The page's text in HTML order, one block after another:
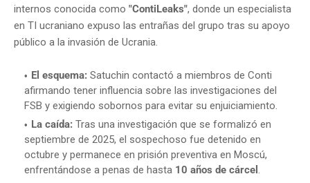
internos conocida como "ContiLeaks", donde un especialista
en TI ucraniano expuso las entrañas del grupo tras su apoyo
público a la invasión de Ucrania.
El esquema: Satuchin contactó a miembros de Conti
afirmando tener influencia sobre las investigaciones del
FSB y exigiendo sobornos para evitar su enjuiciamiento.
La caída: Tras una investigación que se formalizó en
septiembre de 2025, el sospechoso fue detenido en
octubre y permanece en prisión preventiva en Moscú,
enfrentándose a penas de hasta 10 años de cárcel .